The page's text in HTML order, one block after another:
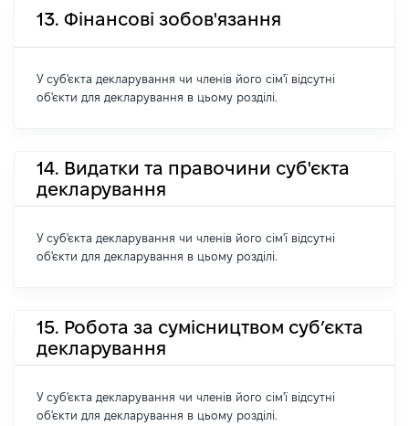
13. Фінансові зобов'язання
У суб'єкта декларування чи членів його сім'ї відсутні
об'єкти для декларування в цьому розділі.
14. Видатки та правочини суб'єкта
декларування
У суб'єкта декларування чи членів його сім'ї відсутні
об'єкти для декларування в цьому розділі.
15. Робота за сумісництвом суб’єкта
декларування
У суб'єкта декларування чи членів його сім'ї відсутні
об'єкти для декларування в цьому розділі.